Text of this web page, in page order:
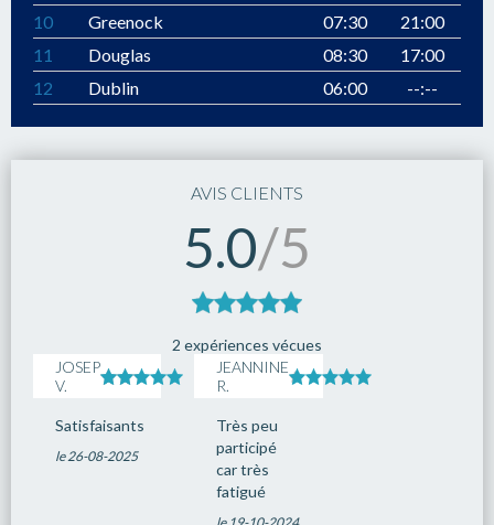
10
Greenock 07:30
21:00
11
Douglas 08:30
17:00
12
Dublin 06:00 --:--
AVIS CLIENTS
5.0/5
2 expériences vécues
JOSEP
V.
Satisfaisants
le 26-08-2025
JEANNINE
R.
Très peu
participé
car très
fatigué